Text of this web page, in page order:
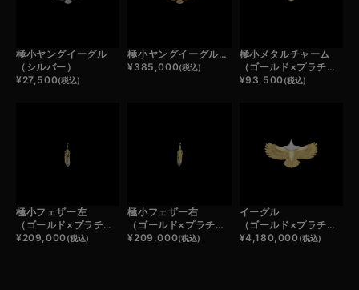
極小ヤングイーグル
（シルバー）
¥27,500(税込)
極小ヤングイーグル（ゴールド）
¥385,000(税込)
極小メタルチャーム
（ゴールド×プラチナ）
¥93,500(税込)
極小フェザー左
（ゴールド×プラチナ）
¥209,000(税込)
極小フェザー右
（ゴールド×プラチナ）
¥209,000(税込)
イーグル
（ゴールド×プラチナ）
¥4,180,000(税込)